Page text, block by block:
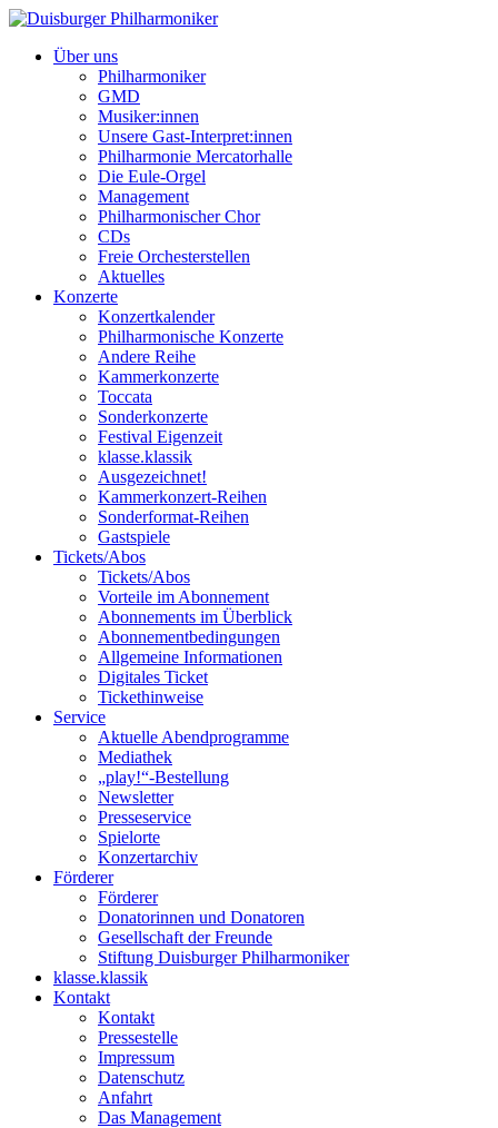
Über uns
Philharmoniker
GMD
Musiker:innen
Unsere Gast-Interpret:innen
Philharmonie Mercatorhalle
Die Eule-Orgel
Management
Philharmonischer Chor
CDs
Freie Orchesterstellen
Aktuelles
Konzerte
Konzertkalender
Philharmonische Konzerte
Andere Reihe
Kammerkonzerte
Toccata
Sonderkonzerte
Festival Eigenzeit
klasse.klassik
Ausgezeichnet!
Kammerkonzert-Reihen
Sonderformat-Reihen
Gastspiele
Tickets/Abos
Tickets/Abos
Vorteile im Abonnement
Abonnements im Überblick
Abonnement­bedingungen
Allgemeine Informationen
Digitales Ticket
Ticket­hinweise
Service
Aktuelle Abendprogramme
Mediathek
„play!“-Bestellung
Newsletter
Presseservice
Spielorte
Konzertarchiv
Förderer
Förderer
Donatorinnen und Donatoren
Gesellschaft der Freunde
Stiftung Duisburger Philharmoniker
klasse.klassik
Kontakt
Kontakt
Pressestelle
Impressum
Datenschutz
Anfahrt
Das Management